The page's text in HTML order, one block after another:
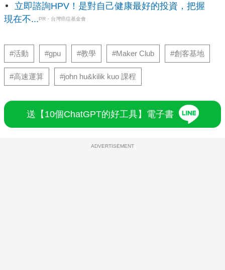
立即諮詢HPV！是對自己健康最好的投資，把握
現在不...PR・台灣癌症基金會
#活動 #gpu #教學 #Maker Club #創客基地
#高速運算 #john hu&kilik kuo 課程
送【10個ChatGPT的好工具】電子書
ADVERTISEMENT